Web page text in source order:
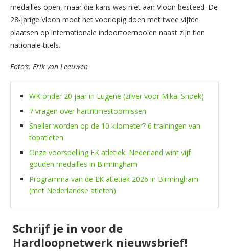
medailles open, maar die kans was niet aan Vloon besteed. De
28-jarige Vloon moet het voorlopig doen met twee vijfde
plaatsen op internationale indoortoernooien naast zijn tien
nationale titels.
Foto’s: Erik van Leeuwen
WK onder 20 jaar in Eugene (zilver voor Mikai Snoek)
7 vragen over hartritmestoornissen
Sneller worden op de 10 kilometer? 6 trainingen van
topatleten
Onze voorspelling EK atletiek: Nederland wint vijf
gouden medailles in Birmingham
Programma van de EK atletiek 2026 in Birmingham
(met Nederlandse atleten)
Schrijf je in voor de
Hardloopnetwerk nieuwsbrief!